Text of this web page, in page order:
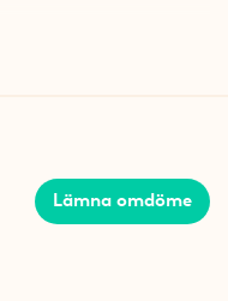
3 st AAA-batterier
Lämna omdöme